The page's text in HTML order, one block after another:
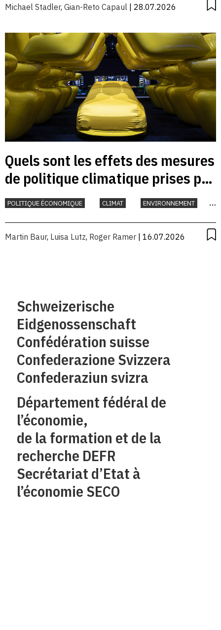
Michael Stadler, Gian-Reto Capaul | 28.07.2026
Quels sont les effets des mesures
de politique climatique prises par
la Suisse?
POLITIQUE ÉCONOMIQUE CLIMAT
ENVIRONNEMENT
Martin Baur, Luisa Lutz, Roger Ramer | 16.07.2026
Schweizerische
Eidgenossenschaft
Confédération suisse
Confederazione Svizzera
Confederaziun svizra
Département fédéral de
l’économie,
de la formation et de la
recherche DEFR
Secrétariat d’Etat à
l’économie SECO